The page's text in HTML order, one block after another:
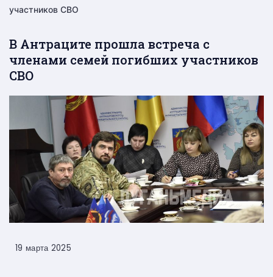
участников СВО
В Антраците прошла встреча с
членами семей погибших участников
СВО
19 марта 2025